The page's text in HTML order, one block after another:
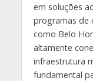
em soluções
programas de
como Belo
altamente
infraestrutura
fundamental